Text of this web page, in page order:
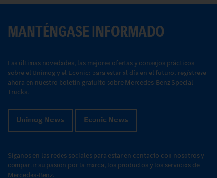
MANTÉNGASE INFORMADO
Las últimas novedades, las mejores ofertas y consejos prácticos
sobre el Unimog y el Econic: para estar al día en el futuro, regístrese
ahora en nuestro boletín gratuito sobre Mercedes-Benz Special
Trucks.
Unimog News Econic News
Síganos en las redes sociales para estar en contacto con nosotros y
compartir su pasión por la marca, los productos y los servicios de
Mercedes-Benz.